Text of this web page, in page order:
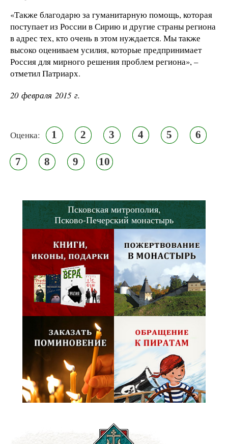
«Также благодарю за гуманитарную помощь, которая
поступает из России в Сирию и другие страны региона
в адрес тех, кто очень в этом нуждается. Мы также
высоко оцениваем усилия, которые предпринимает
Россия для мирного решения проблем региона», –
отметил Патриарх.
20 февраля 2015 г.
Оценка: 1 2 3 4 5 6
7 8 9 10
Псковская митрополия,
Псково-Печерский монастырь